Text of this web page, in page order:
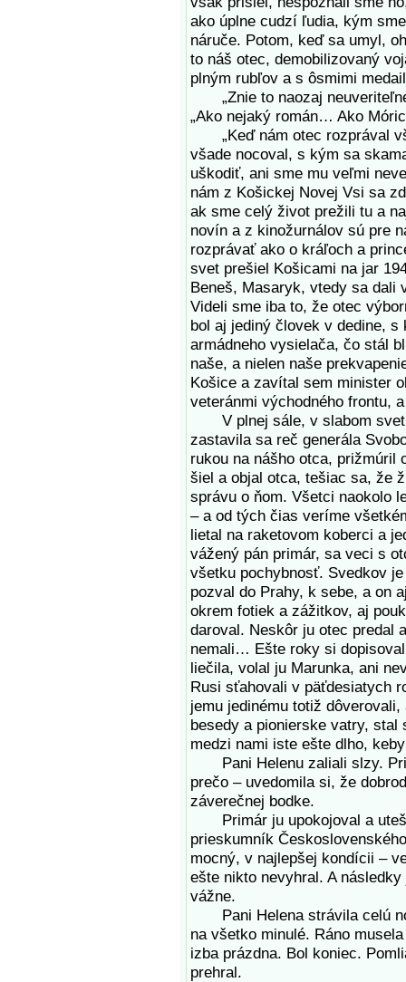
ako úplne cudzí ľudia, kým
náruče. Potom, keď sa umyl,
to náš otec, demobilizovaný
plným rubľov a s ôsmimi
„Znie to naozaj
„Ako nejaký román… Ako
„Keď nám otec rozprával
všade nocoval, s kým sa
uškodiť, ani sme mu veľmi
nám z Košickej Novej Vsi sa
ak sme celý život prežili tu a
novín a z kinožurnálov sú pre
rozprávať ako o kráľoch a
svet prešiel Košicami na jar
Beneš, Masaryk, vtedy sa
Videli sme iba to, že otec
bol aj jediný človek v dedine,
armádneho vysielača, čo stál
naše, a nielen naše
Košice a zavítal sem minister
veteránmi východného frontu,
V plnej sále, v slabom
zastavila sa reč generála
rukou na nášho otca, prižmúril
šiel a objal otca, tešiac sa, že
správu o ňom. Všetci naokolo
– a od tých čias veríme
lietal na raketovom koberci a
vážený pán primár, sa veci s
všetku pochybnosť. Svedkov
pozval do Prahy, k sebe, a on
okrem fotiek a zážitkov, aj
daroval. Neskôr ju otec predal
nemali… Ešte roky si
liečila, volal ju Marunka, ani
Rusi sťahovali v päťdesiatych
jemu jedinému totiž
besedy a pionierske vatry,
medzi nami iste ešte dlho,
Pani Helenu zaliali slzy. Pri
prečo – uvedomila si, že
záverečnej bodke.
Primár ju upokojoval a
prieskumník
mocný, v najlepšej kondícii –
ešte nikto nevyhral. A
vážne.
Pani Helena strávila celú
na všetko minulé. Ráno
izba prázdna. Bol koniec.
prehral.